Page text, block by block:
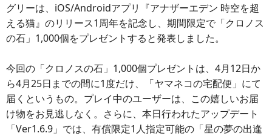
グリーは、iOS/Androidアプリ『アナザーエデン 時空を超
える猫』のリリース1周年を記念し、期間限定で「クロノス
の石」1,000個をプレゼントすると発表しました。
今回の「クロノスの石」1,000個プレゼントは、4月12日か
ら4月25日までの間に1度だけ、「ヤマネコの宅配便」にて
届くというもの。プレイ中のユーザーは、この嬉しいお届
け物をお見逃しなく。さらに、本日行われたアップデート
「Ver1.6.9」では、有償限定1人指定可能の「星の夢の出逢